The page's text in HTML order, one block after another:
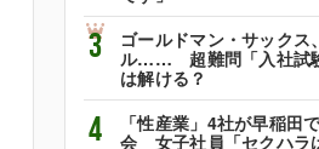
3
ゴールドマン・サックス
ル…… 超難問「入社試
は解ける？
4
「性産業」4社が早稲田
会 女子社員「セクハラ